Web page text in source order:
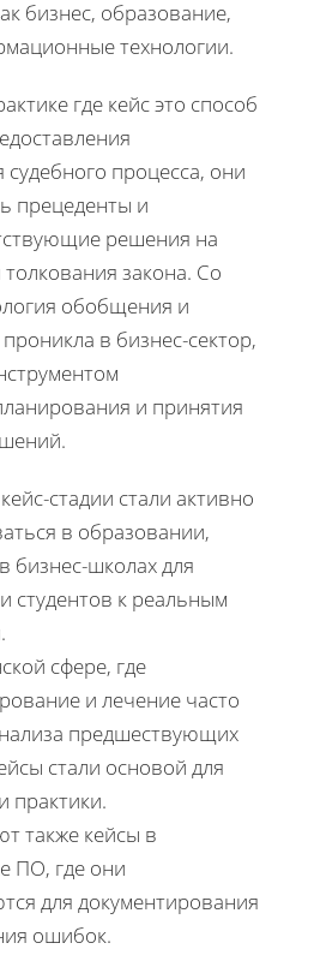
бизнес, образование,
технологии.
где кейс это способ
судебного процесса, они
прецеденты и
решения на
закона. Со
обобщения и
в бизнес-сектор,
и принятия
стадии стали активно
в образовании,
бизнес-школах для
студентов к реальным
сфере, где
и лечение часто
предшествующих
стали основой для
практики.
также кейсы в
ПО, где они
для документирования
ошибок.